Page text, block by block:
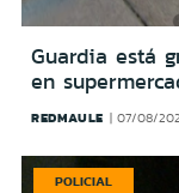
Guardia está
en
REDMAULE 07/08/
POLICIAL